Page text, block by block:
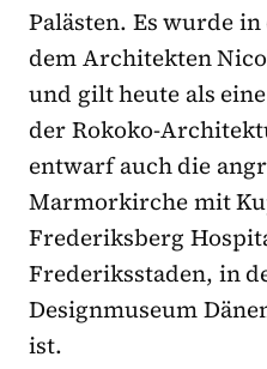
Palästen. Es wurde
dem Architekten
und gilt heute als
der Rokoko-
entwarf auch die
Marmorkirche mit
Frederiksberg
Frederiksstaden, in
Designmuseum
ist.